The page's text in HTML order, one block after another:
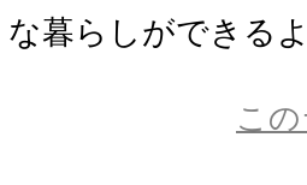
な暮らしができる
こ